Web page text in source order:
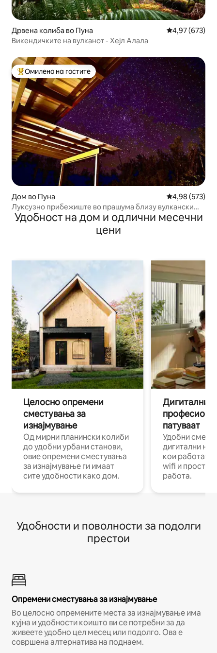
Дрвена колиба во Пуна Просечна
4,97 (673)
Викендичките на вулканот - Хејл Алала
Меѓу најуспешните „Омилени на гостите“
Омилено на гостите
Дом во Пуна Просечна
4,98 (573)
Луксузно прибежиште во прашума близу вулкански
парк
Удобност на дом и одлични месечни
цени
Целосно опремени
сместувања за
изнајмување
Од мирни планински колиби
до удобни урбани станови,
овие опремени сместувања
за изнајмување ги имаат
сите удобности како дом.
Дигитални
патуваат
Удобни
дигитални
кои работат
wifi и
работа.
Удобности и поволности за подолги
престои
Опремени сместувања за изнајмување
Во целосно опремените места за изнајмување има
кујна и удобности коишто ви се потребни за да
живеете удобно цел месец или подолго. Ова е
совршена алтернатива на поднаем.